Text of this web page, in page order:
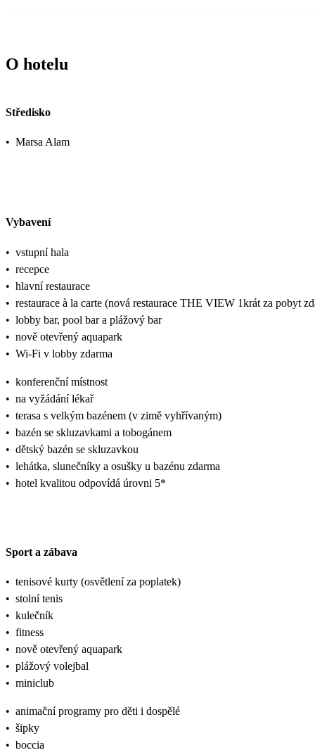
O hotelu
Středisko
• Marsa Alam
Vybavení
• vstupní hala
• recepce
• hlavní restaurace
• restaurace à la carte (nová restaurace THE VIEW 1krát za pobyt
• lobby bar, pool bar a plážový bar
• nově otevřený aquapark
• Wi-Fi v lobby zdarma
• konferenční místnost
• na vyžádání lékař
• terasa s velkým bazénem (v zimě vyhřívaným)
• bazén se skluzavkami a tobogánem
• dětský bazén se skluzavkou
• lehátka, slunečníky a osušky u bazénu zdarma
• hotel kvalitou odpovídá úrovni 5*
Sport a zábava
• tenisové kurty (osvětlení za poplatek)
• stolní tenis
• kulečník
• fitness
• nově otevřený aquapark
• plážový volejbal
• miniclub
• animační programy pro děti i dospělé
• šipky
• boccia